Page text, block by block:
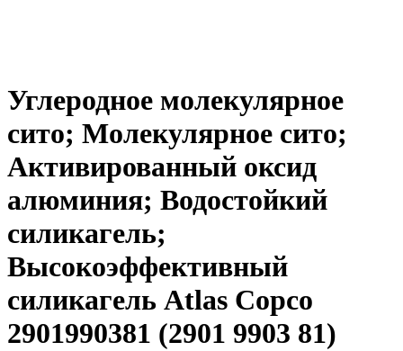
Углеродное молекулярное
сито; Молекулярное сито;
Активированный оксид
алюминия; Водостойкий
силикагель;
Высокоэффективный
силикагель Atlas Copco
2901990381 (2901 9903 81)